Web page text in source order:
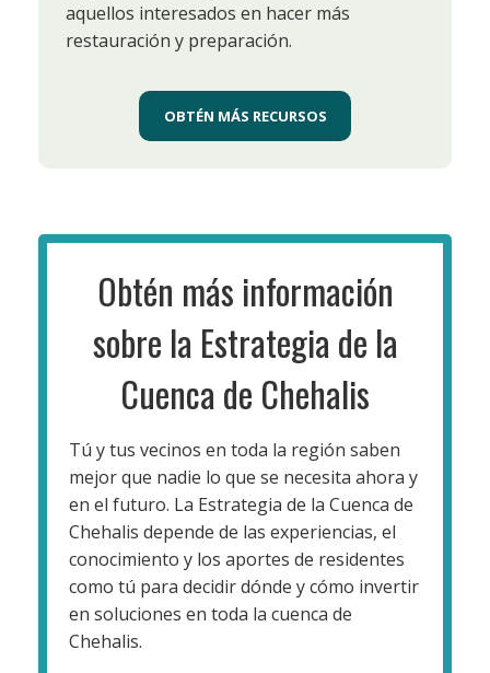
aquellos interesados en hacer más
restauración y preparación.
OBTÉN MÁS RECURSOS
Obtén más información
sobre la Estrategia de la
Cuenca de Chehalis
Tú y tus vecinos en toda la región saben
mejor que nadie lo que se necesita ahora y
en el futuro. La Estrategia de la Cuenca de
Chehalis depende de las experiencias, el
conocimiento y los aportes de residentes
como tú para decidir dónde y cómo invertir
en soluciones en toda la cuenca de
Chehalis.